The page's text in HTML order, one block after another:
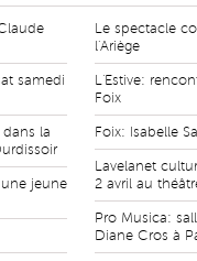
samedi
dans la
jeune
Le spectacle
l'Ariège
L'Estive:
Foix
Foix: Isabelle
Lavelanet
2 avril au
Pro Musica:
Diane Cros à